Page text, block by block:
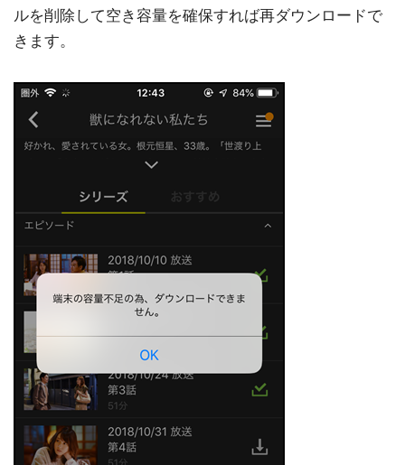
ルを削除して空き容量を確保すれば再ダウンロードで
きます。